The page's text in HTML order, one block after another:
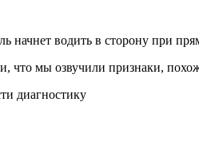
начнет водить в сторону при
что мы озвучили признаки,
диагностику